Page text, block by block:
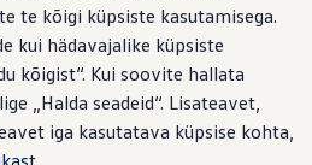
te kõigi küpsiste kasutamisega.
kui hädavajalike küpsiste
kõigist“. Kui soovite hallata
„Halda seadeid“. Lisateavet,
iga kasutatava küpsise kohta,
.